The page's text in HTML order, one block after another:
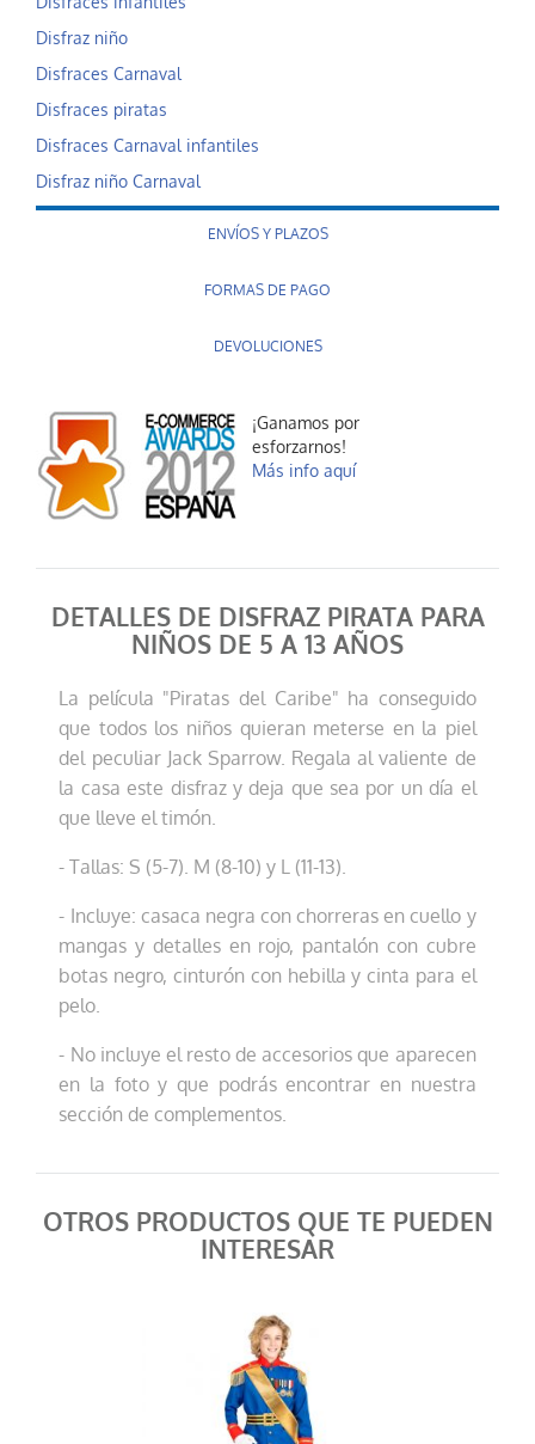
Disfraz niño
Disfraces Carnaval
Disfraces piratas
Disfraces Carnaval infantiles
Disfraz niño Carnaval
ENVÍOS Y PLAZOS
FORMAS DE PAGO
DEVOLUCIONES
¡Ganamos por
esforzarnos!
Más info aquí
DETALLES DE DISFRAZ PIRATA PARA
NIÑOS DE 5 A 13 AÑOS
La película "Piratas del Caribe" ha conseguido
que todos los niños quieran meterse en la piel
del peculiar Jack Sparrow. Regala al valiente de
la casa este disfraz y deja que sea por un día el
que lleve el timón.
- Tallas: S (5-7). M (8-10) y L (11-13).
- Incluye: casaca negra con chorreras en cuello y
mangas y detalles en rojo, pantalón con cubre
botas negro, cinturón con hebilla y cinta para el
pelo.
- No incluye el resto de accesorios que aparecen
en la foto y que podrás encontrar en nuestra
sección de complementos.
OTROS PRODUCTOS QUE TE PUEDEN
INTERESAR